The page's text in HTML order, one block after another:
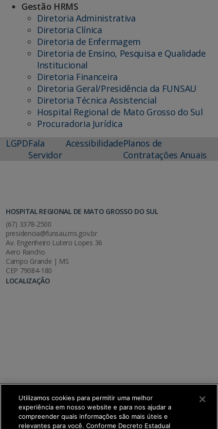
Gestão HRMS
Diretoria Administrativa
Diretoria Clínica
Diretoria de Enfermagem
Diretoria de Ensino, Pesquisa e Qualidade
Institucional
Diretoria Financeira
Diretoria Geral/Presidência da FUNSAU
Diretoria Técnica Assistencial
Hospital Regional de Mato Grosso do Sul
Procuradoria Jurídica
LGPDFala
Servidor
AcessibilidadePlanos de
Contratações Anuais
HOSPITAL REGIONAL DE MATO GROSSO DO SUL
(67) 3378-2500
presidencia@funsau.ms.gov.br
Av. Engenheiro Lutero Lopes 36
Aero Rancho
Campo Grande | MS
CEP 79084-180
LOCALIZAÇÃO
Utilizamos cookies para permitir uma melhor
experiência em nosso website e para nos ajudar a
compreender quais informações são mais úteis e
relevantes para você. Conforme Decreto Estadual